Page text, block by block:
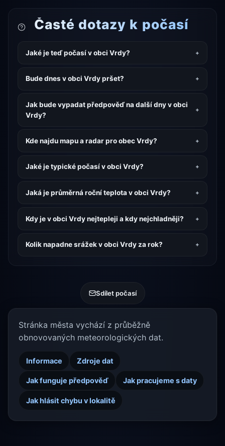
Časté dotazy k počasí
Jaké je teď počasí v obci Vrdy?
Bude dnes v obci Vrdy pršet?
Jak bude vypadat předpověď na další dny v obci
Vrdy?
Kde najdu mapu a radar pro obec Vrdy?
Jaké je typické počasí v obci Vrdy?
Jaká je průměrná roční teplota v obci Vrdy?
Kdy je v obci Vrdy nejtepleji a kdy nejchladněji?
Kolik napadne srážek v obci Vrdy za rok?
Sdílet počasí
Stránka města vychází z průběžně
obnovovaných meteorologických dat.
Informace Zdroje dat
Jak funguje předpověď Jak pracujeme s daty
Jak hlásit chybu v lokalitě